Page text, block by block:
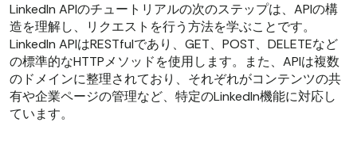
LinkedIn APIのチュートリアルの次のステップは、APIの構
造を理解し、リクエストを行う方法を学ぶことです。
LinkedIn APIはRESTfulであり、GET、POST、DELETEなど
の標準的なHTTPメソッドを使用します。また、APIは複数
のドメインに整理されており、それぞれがコンテンツの共
有や企業ページの管理など、特定のLinkedIn機能に対応し
ています。